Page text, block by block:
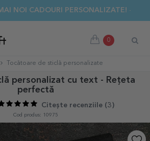
NOI CADOURI PERSONALIZATE! ☀️
0
Tocătoare de sticlă personalizate
personalizat cu text - Rețeta
perfectă
Citește recenziile (3 )
Cod produs: 10975